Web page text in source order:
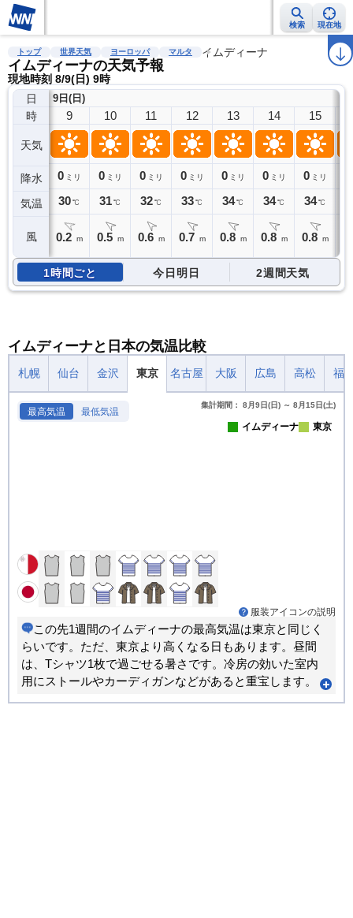
検索 現在地
雨雲レーダー 台風情報 地震情報 警報・注意報 ラ
トップ 世界天気 ヨーロッパ マルタ イムディーナ
イムディーナの天気予報
現地時刻 8/9(日) 9時
日
時
天気
降水
気温
風
9日(日)
9
0 ミリ
30℃
0.2 m
10
0 ミリ
31℃
0.5 m
11
0 ミリ
32℃
0.6 m
12
0 ミリ
33℃
0.7 m
13
0 ミリ
34℃
0.8 m
14
0 ミリ
34℃
0.8 m
15
0 ミリ
34℃
0.8 m
1時間ごと 今日明日 2週間天気
イムディーナと日本の気温比較
札幌 仙台 金沢 東京 名古屋 大阪 広島 高松 福
最高気温 最低気温
集計期間： 8月9日(日) ～ 8月15日(土)
イムディーナ 東京
服装アイコンの説明
この先1週間のイムディーナの最高気温は東京と同じく
らいです。ただ、東京より高くなる日もあります。昼間
は、Tシャツ1枚で過ごせる暑さです。冷房の効いた室内
用にストールやカーディガンなどがあると重宝します。